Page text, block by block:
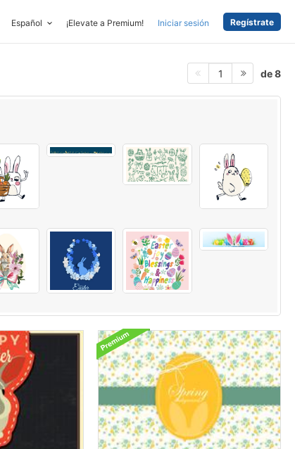
Español ¡Elevate a Premium! Iniciar sesión Regístrate
1 de 8